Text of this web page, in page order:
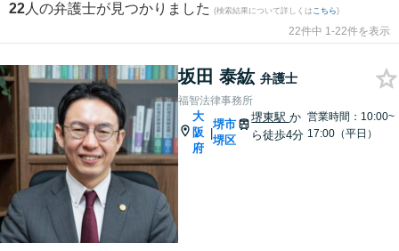
22 人の弁護士が見つかりました (検索結果について詳しくは こちら)
22件中 1-22件を表示
坂田 泰紘 弁護士
福智法律事務所
大
阪
府
|
堺市
堺区
堺東駅か
ら徒歩4分
営業時間：10:00~
17:00（平日）